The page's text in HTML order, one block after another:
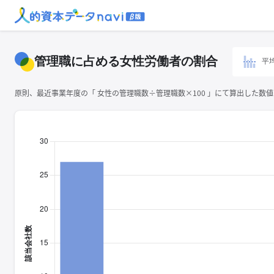
管理職に占める女性労働者の割合 平
原則、最近事業年度の「 ⼥性の管理職数÷管理職数×100 」にて算出した数